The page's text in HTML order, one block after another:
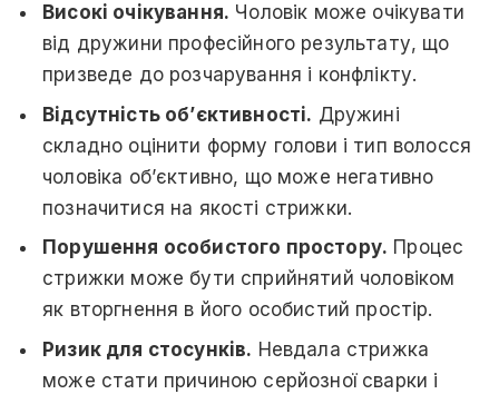
Високі очікування. Чоловік може очікувати
від дружини професійного результату, що
призведе до розчарування і конфлікту.
Відсутність об’єктивності. Дружині
складно оцінити форму голови і тип волосся
чоловіка об’єктивно, що може негативно
позначитися на якості стрижки.
Порушення особистого простору. Процес
стрижки може бути сприйнятий чоловіком
як вторгнення в його особистий простір.
Ризик для стосунків. Невдала стрижка
може стати причиною серйозної сварки і